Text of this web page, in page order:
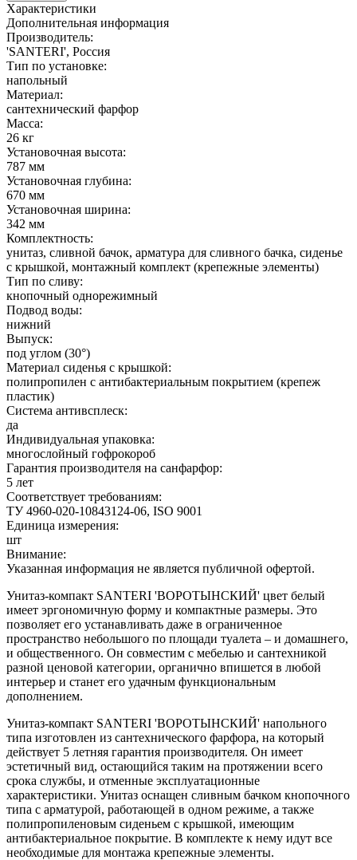
Характеристики
Дополнительная информация
Производитель:
'SANTERI', Россия
Тип по установке:
напольный
Материал:
сантехнический фарфор
Масса:
26 кг
Установочная высота:
787 мм
Установочная глубина:
670 мм
Установочная ширина:
342 мм
Комплектность:
унитаз, сливной бачок, арматура для сливного бачка, сиденье
с крышкой, монтажный комплект (крепежные элементы)
Тип по сливу:
кнопочный однорежимный
Подвод воды:
нижний
Выпуск:
под углом (30°)
Материал сиденья с крышкой:
полипропилен с антибактериальным покрытием (крепеж
пластик)
Система антивсплеск:
да
Индивидуальная упаковка:
многослойный гофрокороб
Гарантия производителя на санфарфор:
5 лет
Соответствует требованиям:
ТУ 4960-020-10843124-06, ISO 9001
Единица измерения:
шт
Внимание:
Указанная информация не является публичной офертой.
Унитаз-компакт SANTERI 'ВОРОТЫНСКИЙ' цвет белый
имеет эргономичную форму и компактные размеры. Это
позволяет его устанавливать даже в ограниченное
пространство небольшого по площади туалета – и домашнего,
и общественного. Он совместим с мебелью и сантехникой
разной ценовой категории, органично впишется в любой
интерьер и станет его удачным функциональным
дополнением.
Унитаз-компакт SANTERI 'ВОРОТЫНСКИЙ' напольного
типа изготовлен из сантехнического фарфора, на который
действует 5 летняя гарантия производителя. Он имеет
эстетичный вид, остающийся таким на протяжении всего
срока службы, и отменные эксплуатационные
характеристики. Унитаз оснащен сливным бачком кнопочного
типа с арматурой, работающей в одном режиме, а также
полипропиленовым сиденьем с крышкой, имеющим
антибактериальное покрытие. В комплекте к нему идут все
необходимые для монтажа крепежные элементы.